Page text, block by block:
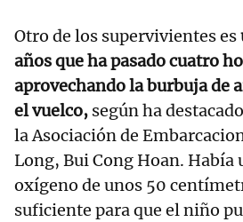
Otro de los supervivientes es
años que ha pasado cuatro
aprovechando la burbuja de
el vuelco, según ha
la Asociación de
Long, Bui Cong Hoan. Había
oxígeno de unos 50
suficiente para que el niño